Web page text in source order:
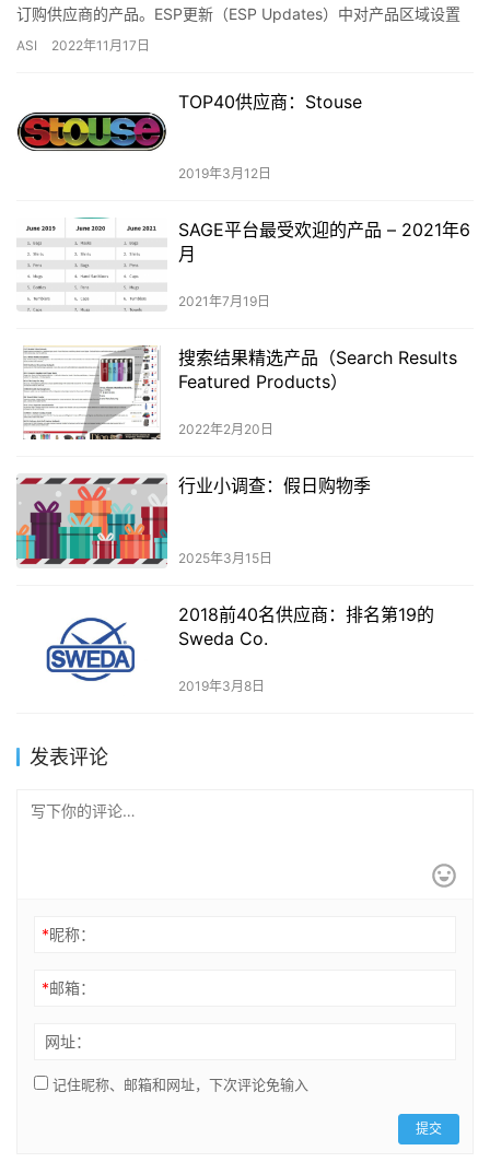
订购供应商的产品。ESP更新（ESP Updates）中对产品区域设置
了数据标准和要求，以确保ES…
ASI 2022年11月17日
TOP40供应商：Stouse
2019年3月12日
SAGE平台最受欢迎的产品 – 2021年6
月
2021年7月19日
搜索结果精选产品（Search Results
Featured Products）
2022年2月20日
行业小调查：假日购物季
2025年3月15日
2018前40名供应商：排名第19的
Sweda Co.
2019年3月8日
发表评论
*昵称：
*邮箱：
网址：
记住昵称、邮箱和网址，下次评论免输入
提交